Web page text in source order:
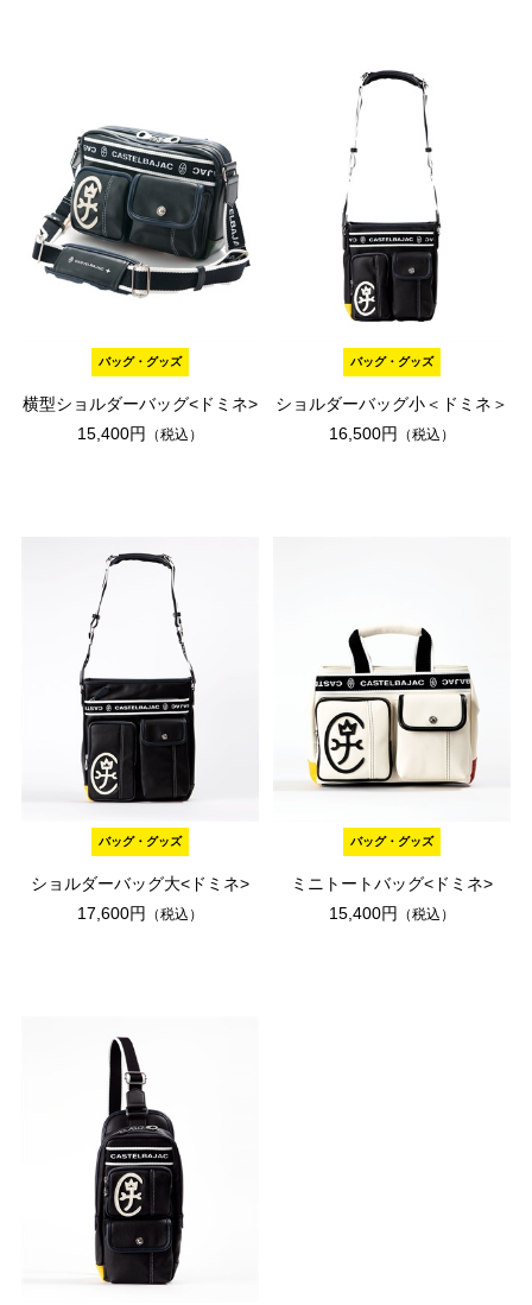
バッグ・グッズ
横型ショルダーバッグ<ドミネ>
15,400円
（税込）
バッグ・グッズ
ショルダーバッグ小＜ドミネ＞
16,500円
（税込）
バッグ・グッズ
ショルダーバッグ大<ドミネ>
17,600円
（税込）
バッグ・グッズ
ミニトートバッグ<ドミネ>
15,400円
（税込）